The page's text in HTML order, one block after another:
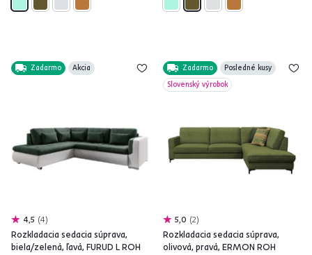
Zadarmo Akcia
4,5 4
Rozkladacia sedacia súprava,
biela/zelená, ľavá, FURUD L ROH
Zadarmo
Posledné kusy
Slovenský výrobok
5,0 2
Rozkladacia sedacia súprava,
olivová, pravá, ERMON ROH